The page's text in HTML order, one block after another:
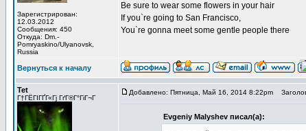
Зарегистрирован:
12.03.2012
Сообщения: 450
Откуда: Dm.-
Pomryaskino/Ulyanovsk,
Russia
Be sure to wear some flowers in your hair
If you`re going to San Francisco,
You`re gonna meet some gentle people there
Вернуться к началу
Tet
Г†ГЁГІГҐГ«Гј ГґГ®Г°ГіГ¬Г
Добавлено: Пятница, Май 16, 2014 8:22pm
Evgeniy Malyshev писал(а):